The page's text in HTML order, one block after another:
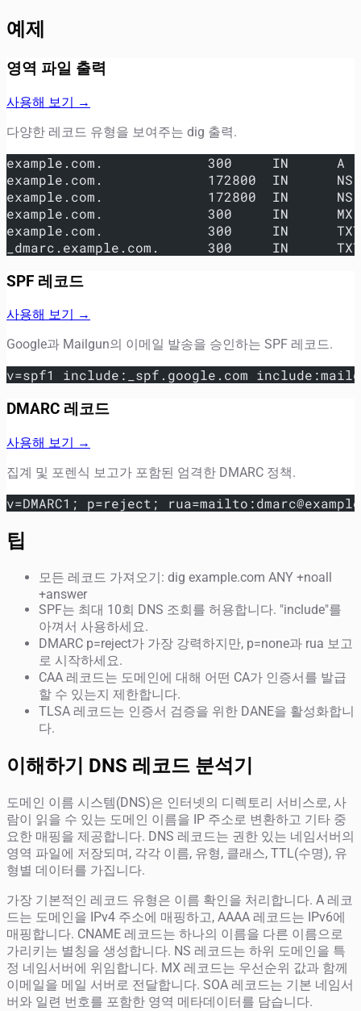
예제
영역 파일 출력
사용해 보기 →
다양한 레코드 유형을 보여주는 dig 출력.
example.com.             300     IN      A
example.com.             172800  IN      NS
example.com.             172800  IN      NS
example.com.             300     IN      MX
example.com.             300     IN      TXT
_dmarc.example.com.      300     IN      TXT
SPF 레코드
사용해 보기 →
Google과 Mailgun의 이메일 발송을 승인하는 SPF 레코드.
v=spf1 include:_spf.google.com
DMARC 레코드
사용해 보기 →
집계 및 포렌식 보고가 포함된 엄격한 DMARC 정책.
v=DMARC1; p=reject;
팁
모든 레코드 가져오기: dig example.com ANY +noall
+answer
SPF는 최대 10회 DNS 조회를 허용합니다. "include"를
아껴서 사용하세요.
DMARC p=reject가 가장 강력하지만, p=none과 rua 보고
로 시작하세요.
CAA 레코드는 도메인에 대해 어떤 CA가 인증서를 발급
할 수 있는지 제한합니다.
TLSA 레코드는 인증서 검증을 위한 DANE을 활성화합니
다.
이해하기 DNS 레코드 분석기
도메인 이름 시스템(DNS)은 인터넷의 디렉토리 서비스로, 사
람이 읽을 수 있는 도메인 이름을 IP 주소로 변환하고 기타 중
요한 매핑을 제공합니다. DNS 레코드는 권한 있는 네임서버의
영역 파일에 저장되며, 각각 이름, 유형, 클래스, TTL(수명), 유
형별 데이터를 가집니다.
가장 기본적인 레코드 유형은 이름 확인을 처리합니다. A 레코
드는 도메인을 IPv4 주소에 매핑하고, AAAA 레코드는 IPv6에
매핑합니다. CNAME 레코드는 하나의 이름을 다른 이름으로
가리키는 별칭을 생성합니다. NS 레코드는 하위 도메인을 특
정 네임서버에 위임합니다. MX 레코드는 우선순위 값과 함께
이메일을 메일 서버로 전달합니다. SOA 레코드는 기본 네임서
버와 일련 번호를 포함한 영역 메타데이터를 담습니다.